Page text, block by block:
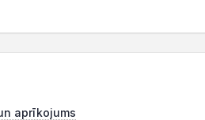
aprīkojums